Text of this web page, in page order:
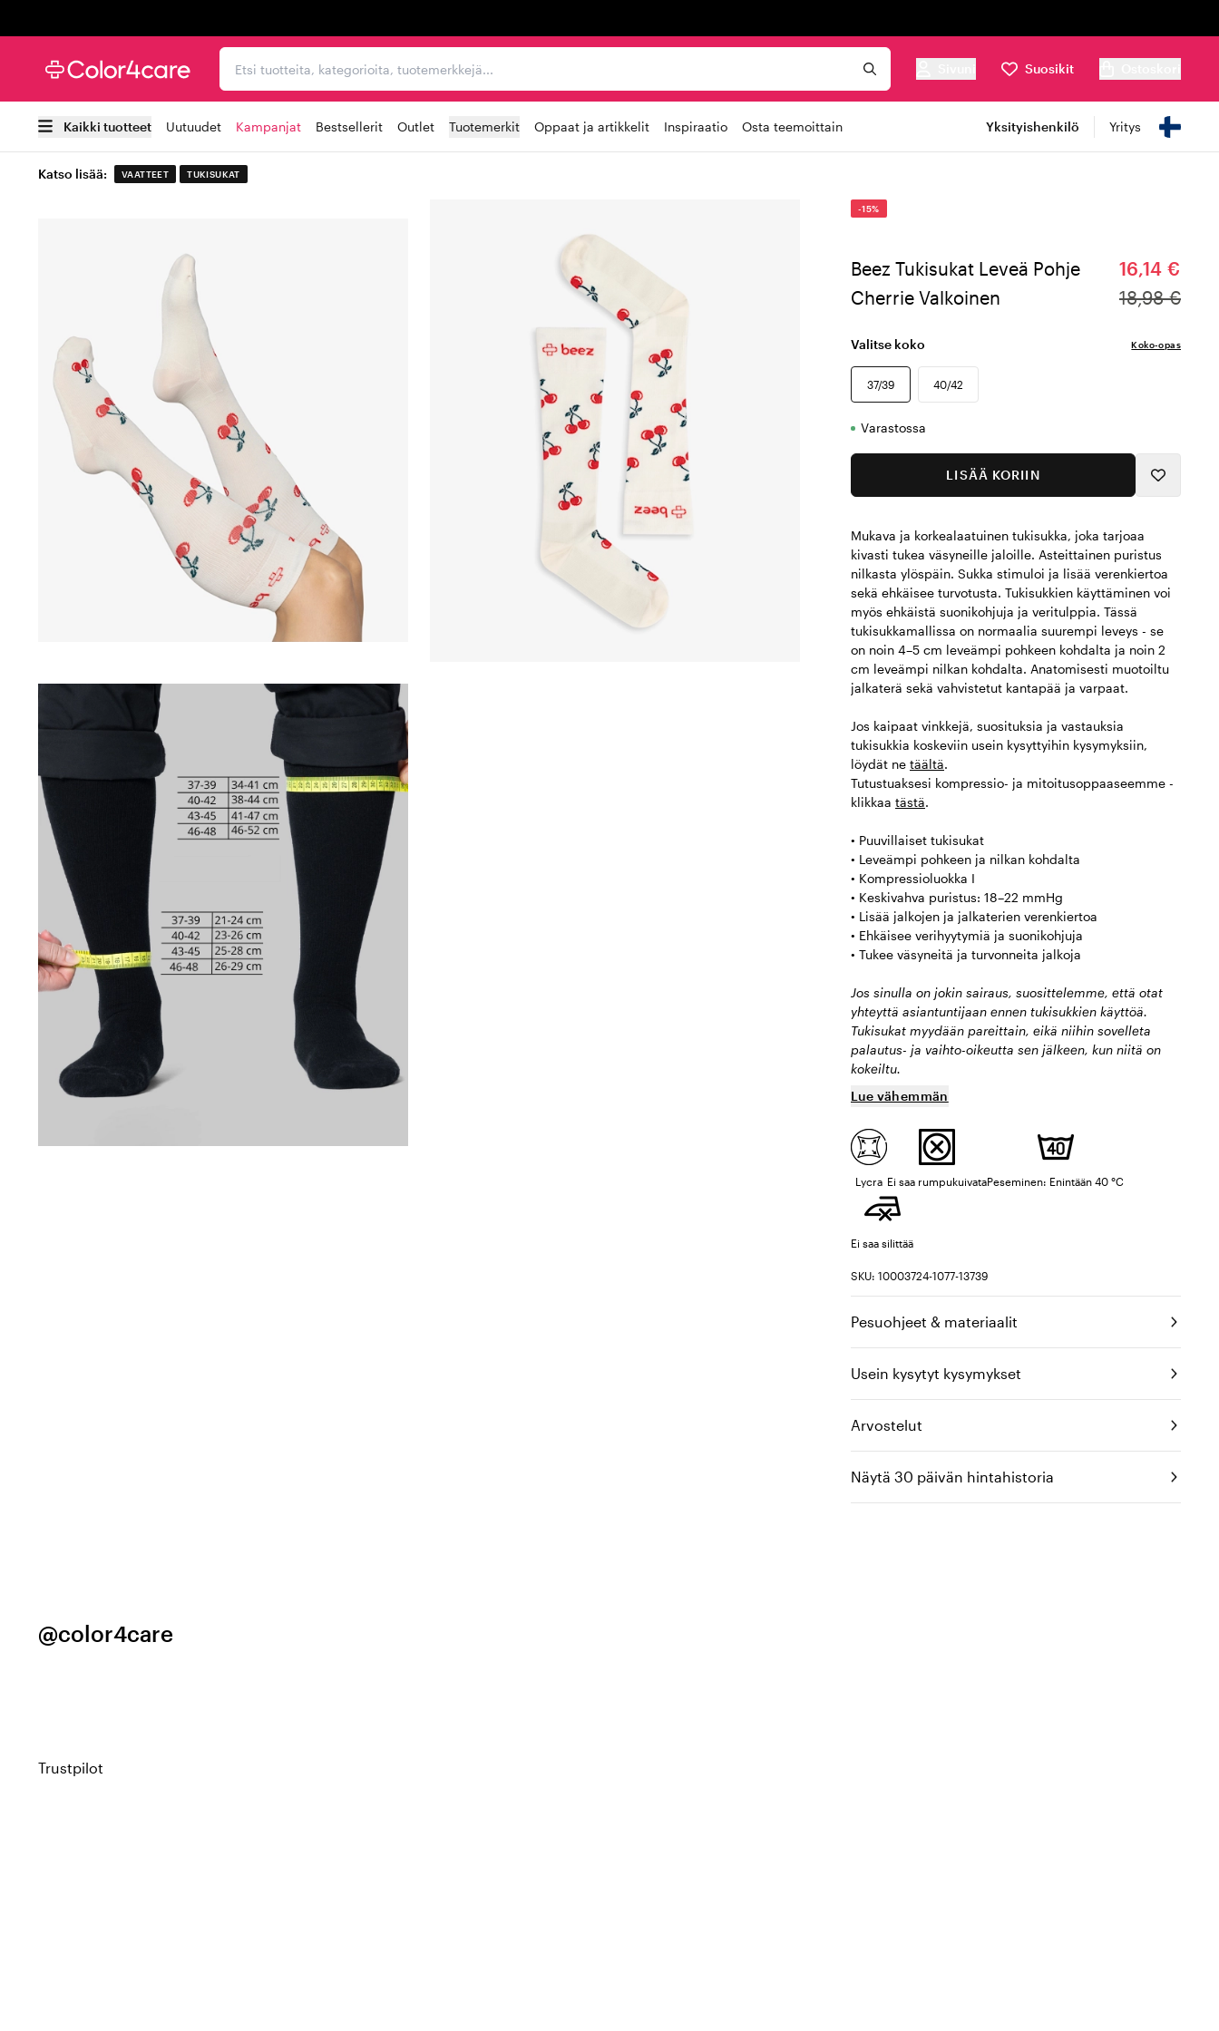
Etsi tuotteita, kategorioita, tuotemerkkejä...
Suosikit
Kaikki tuotteet Uutuudet Kampanjat Bestsellerit Outlet Tuotemerkit Oppaat ja artikkelit Inspiraatio Osta teemoittain Yksityishenkilö Yritys
Katso lisää: VAATTEET TUKISUKAT
-15%
Beez Tukisukat Leveä Pohje
Cherrie Valkoinen
16,14 €
18,98 €
Valitse koko Koko-opas
37/39 40/42
Varastossa
LISÄÄ KORIIN
Mukava ja korkealaatuinen tukisukka, joka tarjoaa
kivasti tukea väsyneille jaloille. Asteittainen puristus
nilkasta ylöspäin. Sukka stimuloi ja lisää verenkiertoa
sekä ehkäisee turvotusta. Tukisukkien käyttäminen voi
myös ehkäistä suonikohjuja ja veritulppia. Tässä
tukisukkamallissa on normaalia suurempi leveys - se
on noin 4–5 cm leveämpi pohkeen kohdalta ja noin 2
cm leveämpi nilkan kohdalta. Anatomisesti muotoiltu
jalkaterä sekä vahvistetut kantapää ja varpaat.
Jos kaipaat vinkkejä, suosituksia ja vastauksia
tukisukkia koskeviin usein kysyttyihin kysymyksiin,
löydät ne täältä.
Tutustuaksesi kompressio- ja mitoitusoppaaseemme -
klikkaa tästä.
• Puuvillaiset tukisukat
• Leveämpi pohkeen ja nilkan kohdalta
• Kompressioluokka I
• Keskivahva puristus: 18–22 mmHg
• Lisää jalkojen ja jalkaterien verenkiertoa
• Ehkäisee verihyytymiä ja suonikohjuja
• Tukee väsyneitä ja turvonneita jalkoja
Jos sinulla on jokin sairaus, suosittelemme, että otat
yhteyttä asiantuntijaan ennen tukisukkien käyttöä.
Tukisukat myydään pareittain, eikä niihin sovelleta
palautus- ja vaihto-oikeutta sen jälkeen, kun niitä on
kokeiltu.
Lue vähemmän
Lycra Ei saa rumpukuivataPeseminen: Enintään 40 °C
Ei saa silittää
SKU: 10003724-1077-13739
Pesuohjeet & materiaalit
Usein kysytyt kysymykset
Arvostelut
Näytä 30 päivän hintahistoria
@color4care
Trustpilot